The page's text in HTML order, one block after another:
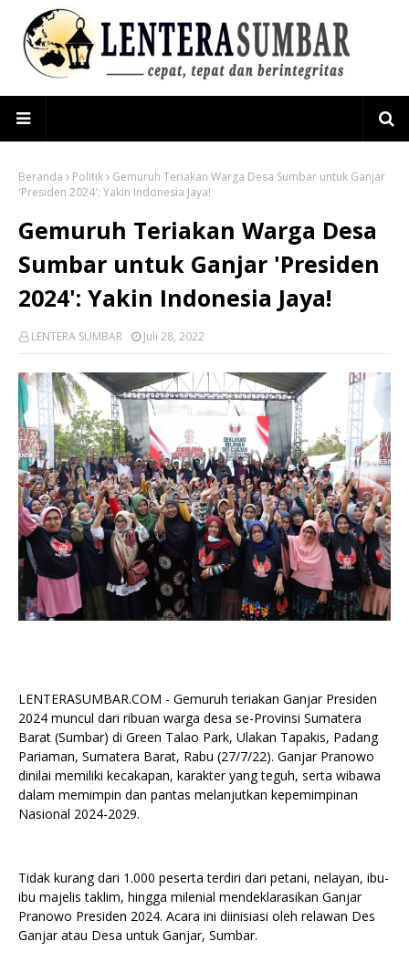
Beranda Politik
Gemuruh Teriakan Warga Desa Sumbar untuk Ganjar
'Presiden 2024': Yakin Indonesia Jaya!
Gemuruh Teriakan Warga Desa
Sumbar untuk Ganjar 'Presiden
2024': Yakin Indonesia Jaya!
LENTERA SUMBAR Juli 28, 2022
LENTERASUMBAR.COM - Gemuruh teriakan Ganjar Presiden
2024 muncul dari ribuan warga desa se-Provinsi Sumatera
Barat (Sumbar) di Green Talao Park, Ulakan Tapakis, Padang
Pariaman, Sumatera Barat, Rabu (27/7/22). Ganjar Pranowo
dinilai memiliki kecakapan, karakter yang teguh, serta wibawa
dalam memimpin dan pantas melanjutkan kepemimpinan
Nasional 2024-2029.
Tidak kurang dari 1.000 peserta terdiri dari petani, nelayan, ibu-
ibu majelis taklim, hingga milenial mendeklarasikan Ganjar
Pranowo Presiden 2024. Acara ini diinisiasi oleh relawan Des
Ganjar atau Desa untuk Ganjar, Sumbar.